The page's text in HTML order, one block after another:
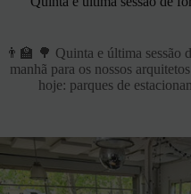
👨🏫 🌳 Quinta e última sessão
manhã para os nossos
hoje: parques de